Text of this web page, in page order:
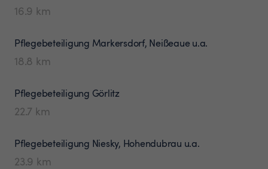
16.9 km
Pflegebeteiligung Markersdorf, Neißeaue u.a.
18.8 km
Pflegebeteiligung Görlitz
22.7 km
Pflegebeteiligung Niesky, Hohendubrau u.a.
23.9 km